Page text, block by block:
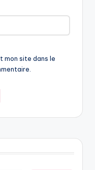
mon site dans le